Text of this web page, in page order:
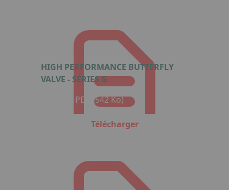
HIGH PERFORMANCE BUTTERFLY
VALVE - SERIES G
Format : PDF (542 Ko)
Télécharger